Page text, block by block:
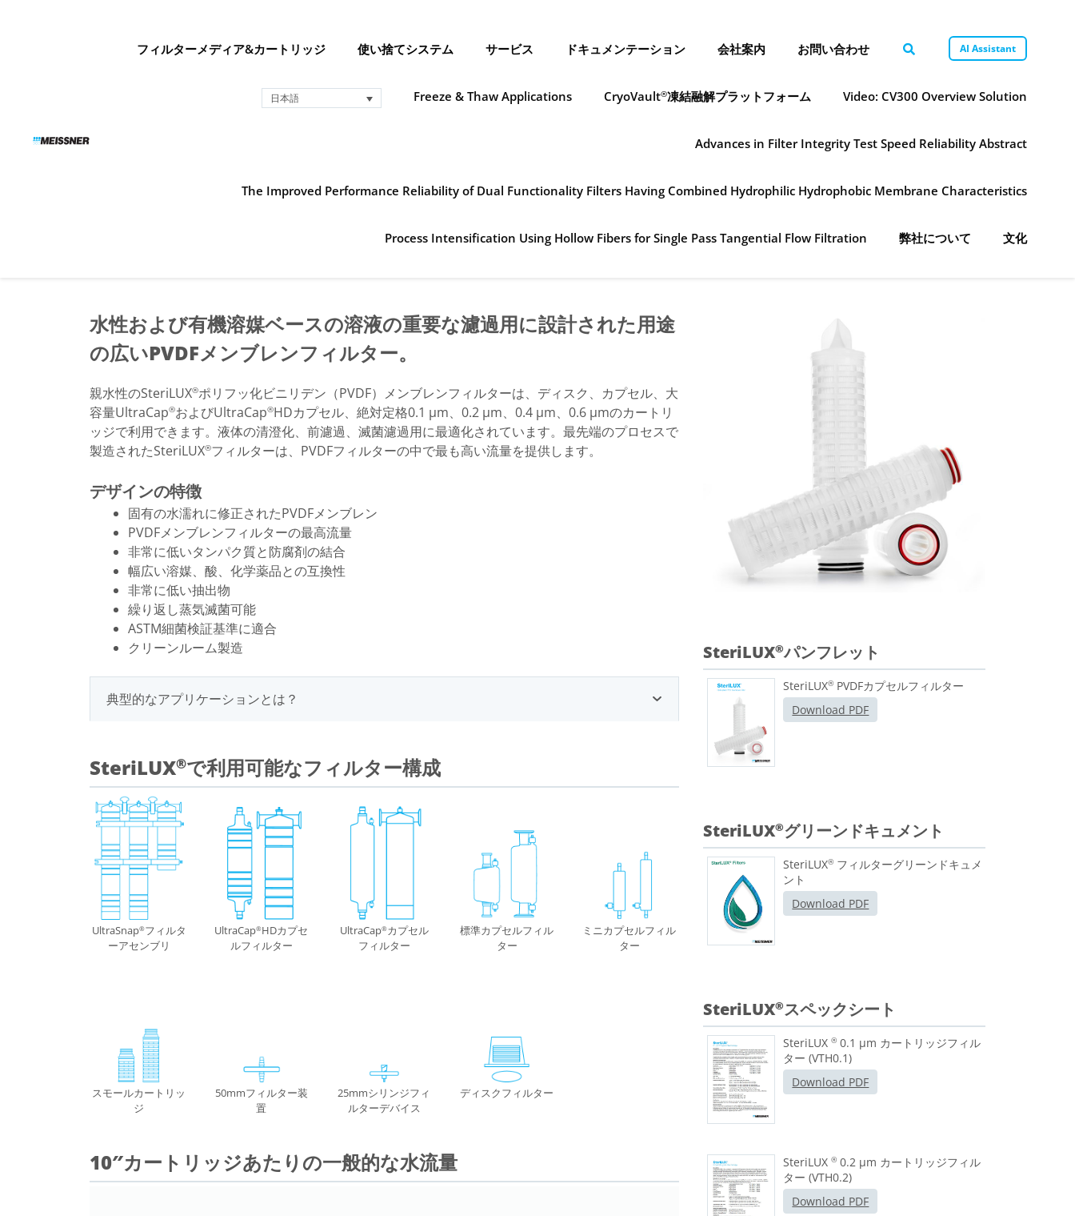
フィルターメディア&カートリッジ 使い捨てシステム サービス ドキュメンテーション 会社案内 お問い合わせ AI Assistant
日本語 Freeze & Thaw Applications CryoVault®凍結融解プラットフォーム Video: CV300 Overview Solution
Advances in Filter Integrity Test Speed Reliability Abstract
The Improved Performance Reliability of Dual Functionality Filters Having Combined Hydrophilic Hydrophobic Membrane Characteristics
Process Intensification Using Hollow Fibers for Single Pass Tangential Flow Filtration 弊社について 文化
水性および有機溶媒ベースの溶液の重要な濾過用に設計された用途
の広いPVDFメンブレンフィルター。
親水性のSteriLUX®ポリフッ化ビニリデン（PVDF）メンブレンフィルターは、ディスク、カプセル、大
容量UltraCap®およびUltraCap®HDカプセル、絶対定格0.1 µm、0.2 µm、0.4 µm、0.6 µmのカートリ
ッジで利用できます。液体の清澄化、前濾過、滅菌濾過用に最適化されています。最先端のプロセスで
製造されたSteriLUX®フィルターは、PVDFフィルターの中で最も高い流量を提供します。
デザインの特徴
固有の水濡れに修正されたPVDFメンブレン
PVDFメンブレンフィルターの最高流量
非常に低いタンパク質と防腐剤の結合
幅広い溶媒、酸、化学薬品との互換性
非常に低い抽出物
繰り返し蒸気滅菌可能
ASTM細菌検証基準に適合
クリーンルーム製造
典型的なアプリケーションとは？
SteriLUX®で利用可能なフィルター構成
UltraSnap®フィルタ
ーアセンブリ
UltraCap®HDカプセ
ルフィルター
UltraCap®カプセル
フィルター
標準カプセルフィル
ター
ミニカプセルフィル
ター
スモールカートリッ
ジ
50mmフィルター装
置
25mmシリンジフィ
ルターデバイス
ディスクフィルター
10″カートリッジあたりの一般的な水流量
SteriLUX®パンフレット
SteriLUX® PVDFカプセルフィルター
Download PDF
SteriLUX®グリーンドキュメント
SteriLUX® フィルターグリーンドキュメ
ント
Download PDF
SteriLUX®スペックシート
SteriLUX® 0.1 μm カートリッジフィル
ター (VTH0.1)
Download PDF
SteriLUX® 0.2 μm カートリッジフィル
ター (VTH0.2)
Download PDF